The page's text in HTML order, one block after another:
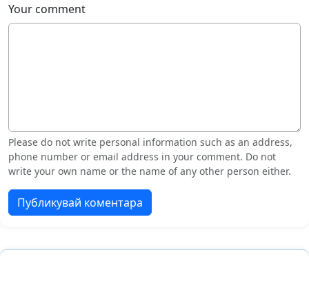
Your comment
Please do not write personal information such as an address,
phone number or email address in your comment. Do not
write your own name or the name of any other person either.
Публикувай коментара